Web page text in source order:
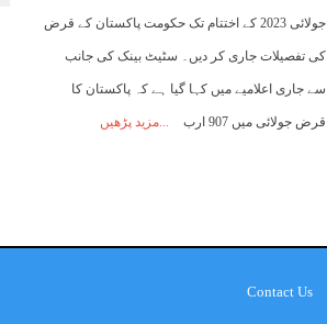
جولائی 2023 کے اختتام تک حکومت پاکستان کے قرض
کی تفصیلات جاری کر دیں۔ سٹیٹ بینک کی جانب
سے جاری اعلامیے میں کہا گیا ہے کہ پاکستان کا
قرض جولائی میں 907 ارب مزید پڑھیں
Contact Us